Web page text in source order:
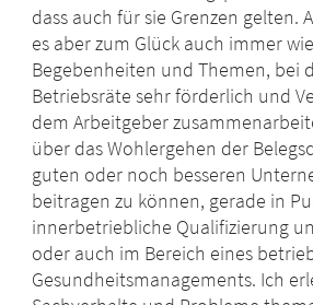
dass auch für sie Grenzen gelten.
es aber zum Glück auch immer
Begebenheiten und Themen, bei
Betriebsräte sehr förderlich und
dem Arbeitgeber
über das Wohlergehen der
guten oder noch besseren
beitragen zu können, gerade in
innerbetriebliche Qualifizierung
oder auch im Bereich eines
Gesundheitsmanagements. Ich